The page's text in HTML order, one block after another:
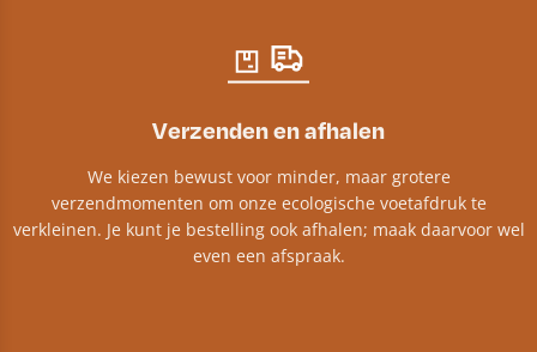
Verzenden en afhalen
We kiezen bewust voor minder, maar grotere
verzendmomenten om onze ecologische voetafdruk te
verkleinen. Je kunt je bestelling ook afhalen; maak daarvoor wel
even een afspraak.